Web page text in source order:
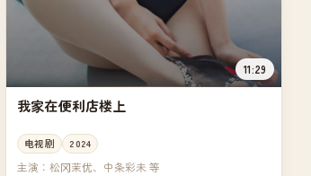
11:29
我家在便利店楼上
电视剧 2024
主演：松冈茉优、中条彩未 等